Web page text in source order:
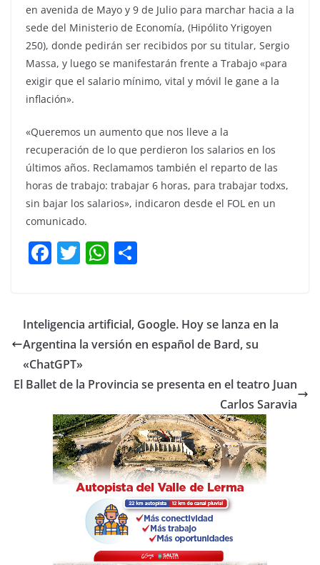
en avenida de Mayo y 9 de Julio para marchar hacia a la
sede del Ministerio de Economía, (Hipólito Yrigoyen
250), donde pedirán ser recibidos por su titular, Sergio
Massa, y luego se manifestarán frente a Trabajo «para
exigir que el salario mínimo, vital y móvil le gane a la
inflación».
«Queremos un aumento que nos lleve a la
recuperación de lo que perdieron los salarios en los
últimos años. Reclamamos también el reparto de las
horas de trabajo: trabajar 6 horas, para trabajar todxs,
sin bajar los salarios», indicaron desde el FOL en un
comunicado.
F
e
b
o
o
k
T
er
W
s
A
p
p
ar
Inteligencia artificial, Google. Hoy se lanza en la
Argentina la versión en español de Bard, su
«ChatGPT»
El Ballet de la Provincia se presenta en el teatro Juan
Carlos Saravia